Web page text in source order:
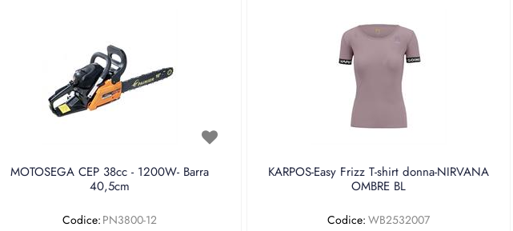
MOTOSEGA CEP 38cc - 1200W- Barra
40,5cm
Codice: PN3800-12
KARPOS-Easy Frizz T-shirt donna-NIRVANA
OMBRE BL
Codice: WB2532007